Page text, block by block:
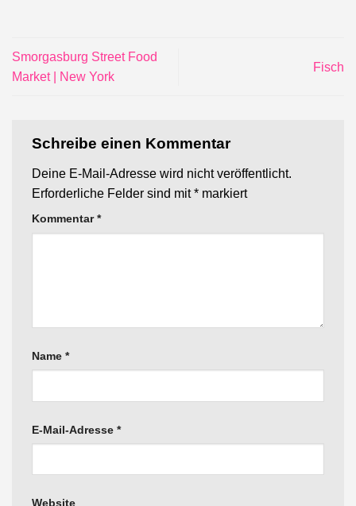
Smorgasburg Street Food
Market | New York
Fisch
Schreibe einen Kommentar
Deine E-Mail-Adresse wird nicht veröffentlicht.
Erforderliche Felder sind mit* markiert
Kommentar*
Name *
E-Mail-Adresse *
Website